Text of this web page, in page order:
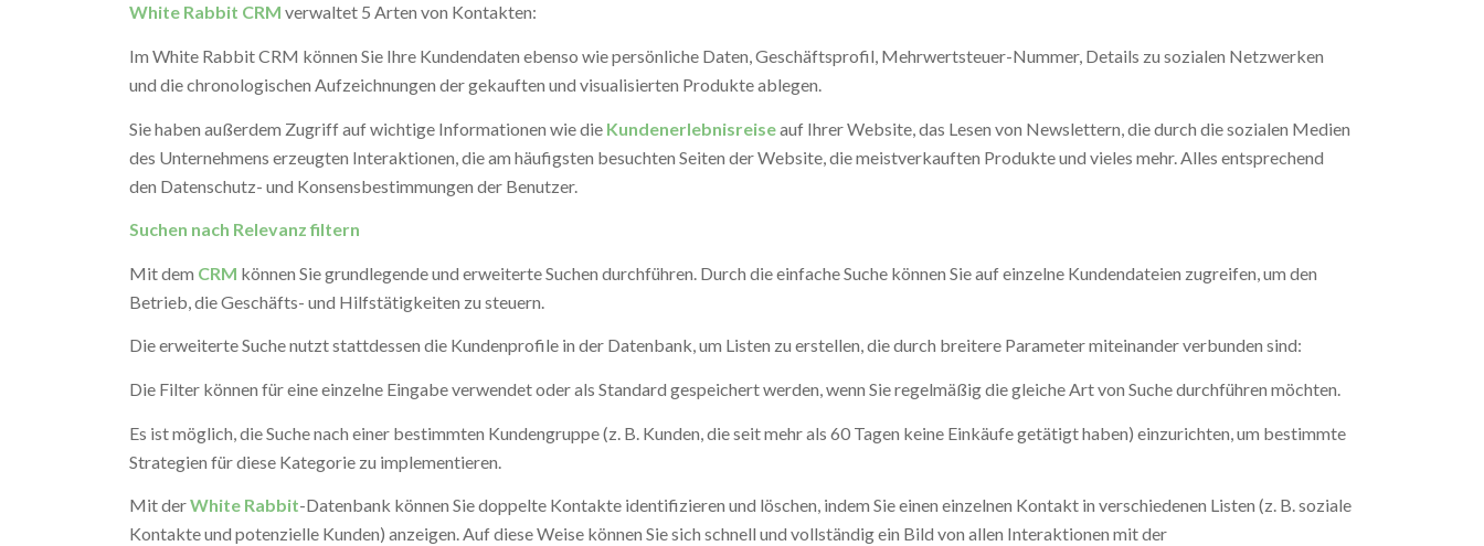
White Rabbit CRM verwaltet 5 Arten von Kontakten:
Im White Rabbit CRM können Sie Ihre Kundendaten ebenso wie persönliche Daten, Geschäftsprofil, Mehrwertsteuer-Nummer, Details zu sozialen Netzwerken
und die chronologischen Aufzeichnungen der gekauften und visualisierten Produkte ablegen.
Sie haben außerdem Zugriff auf wichtige Informationen wie die Kundenerlebnisreiseauf Ihrer Website, das Lesen von Newslettern, die durch die sozialen Medien
des Unternehmens erzeugten Interaktionen, die am häufigsten besuchten Seiten der Website, die meistverkauften Produkte und vieles mehr. Alles entsprechend
den Datenschutz- und Konsensbestimmungen der Benutzer.
Suchen nach Relevanz filtern
Mit dem CRM können Sie grundlegende und erweiterte Suchen durchführen. Durch die einfache Suche können Sie auf einzelne Kundendateien zugreifen, um den
Betrieb, die Geschäfts- und Hilfstätigkeiten zu steuern.
Die erweiterte Suche nutzt stattdessen die Kundenprofile in der Datenbank, um Listen zu erstellen, die durch breitere Parameter miteinander verbunden sind:
Die Filter können für eine einzelne Eingabe verwendet oder als Standard gespeichert werden, wenn Sie regelmäßig die gleiche Art von Suche durchführen möchten.
Es ist möglich, die Suche nach einer bestimmten Kundengruppe (z. B. Kunden, die seit mehr als 60 Tagen keine Einkäufe getätigt haben) einzurichten, um bestimmte
Strategien für diese Kategorie zu implementieren.
Mit derWhite Rabbit-Datenbank können Sie doppelte Kontakte identifizieren und löschen, indem Sie einen einzelnen Kontakt in verschiedenen Listen (z. B. soziale
Kontakte und potenzielle Kunden) anzeigen. Auf diese Weise können Sie sich schnell und vollständig ein Bild von allen Interaktionen mit der